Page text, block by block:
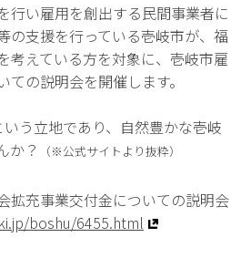
行い雇用を創出する民間事業者に
の支援を行っている壱岐市が、福
考えている方を対象に、壱岐市雇
の説明会を開催します。
う立地であり、自然豊かな壱岐
か？
（※公式サイトより抜粋）
拡充事業交付金についての説明会
boshu/6455.html